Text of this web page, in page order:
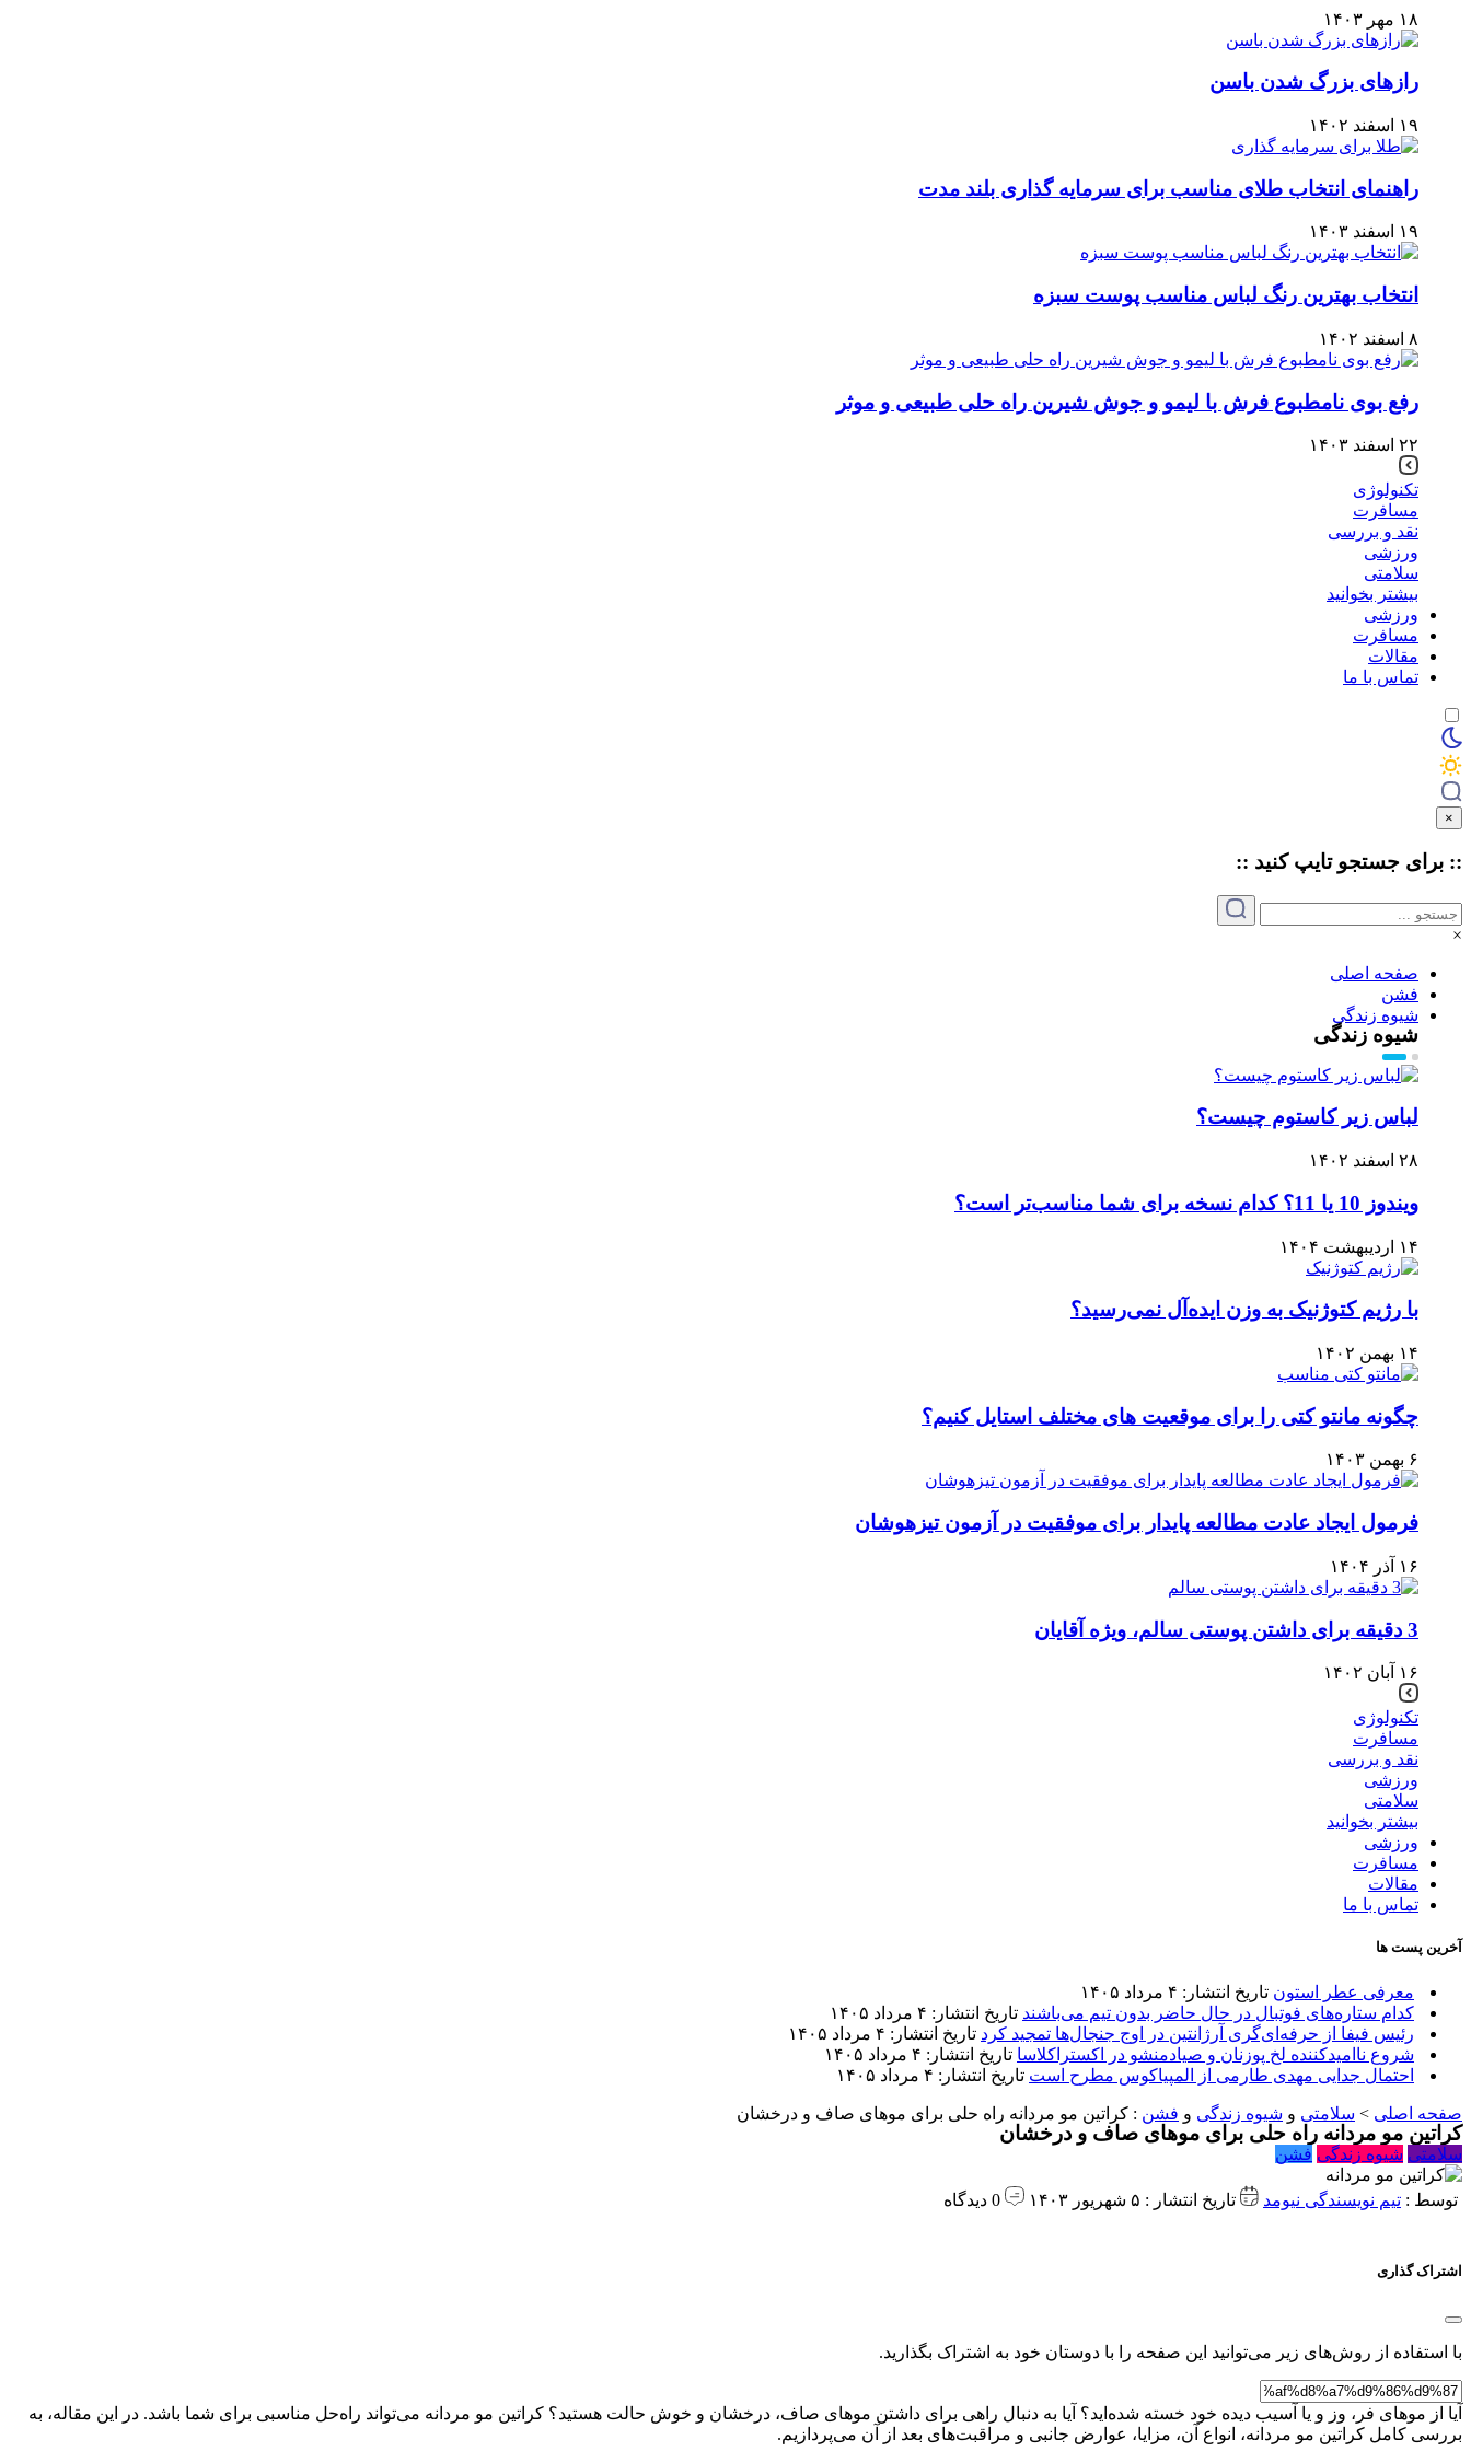
۱۸ مهر ۱۴۰۳
رازهای بزرگ شدن باسن
۱۹ اسفند ۱۴۰۲
راهنمای انتخاب طلای مناسب برای سرمایه‌ گذاری بلند مدت
۱۹ اسفند ۱۴۰۳
انتخاب بهترین رنگ لباس مناسب پوست سبزه
۸ اسفند ۱۴۰۲
رفع بوی نامطبوع فرش با لیمو و جوش شیرین راه حلی طبیعی و موثر
۲۲ اسفند ۱۴۰۳
تکنولوژی
مسافرت
نقد و بررسی
ورزشی
سلامتی
بیشتر بخوانید
ورزشی
مسافرت
مقالات
تماس با ما
×
:: برای جستجو تایپکنید ::
×
صفحه اصلی
فشن
شیوه زندگی
شیوه زندگی
لباس زیر کاستوم چیست؟
۲۸ اسفند ۱۴۰۲
ویندوز 10 یا 11؟ کدام نسخه برای شما مناسب‌تر است؟
۱۴ اردیبهشت ۱۴۰۴
با رژیم کتوژنیک به وزن ایده‌آل نمی‌رسید؟
۱۴ بهمن ۱۴۰۲
چگونه مانتو کتی را برای موقعیت های مختلف استایل کنیم؟
۶ بهمن ۱۴۰۳
فرمول ایجاد عادت مطالعه پایدار برای موفقیت در آزمون تیزهوشان
۱۶ آذر ۱۴۰۴
3 دقیقه برای داشتن پوستی سالم، ویژه آقایان
۱۶ آبان ۱۴۰۲
تکنولوژی
مسافرت
نقد و بررسی
ورزشی
سلامتی
بیشتر بخوانید
ورزشی
مسافرت
مقالات
تماس با ما
آخرین پست ها
معرفی عطر استون تاریخ انتشار: ۴ مرداد ۱۴۰۵
کدام ستاره‌های فوتبال در حال حاضر بدون تیم می‌باشند تاریخ انتشار: ۴ مرداد ۱۴۰۵
رئیس فیفا از حرفه‌ای‌گری آرژانتین در اوج جنجال‌ها تمجید کرد تاریخ انتشار: ۴ مرداد ۱۴۰۵
شروع ناامیدکننده لخ پوزنان و صیادمنشو در اکستراکلاسا تاریخ انتشار: ۴ مرداد ۱۴۰۵
احتمال جدایی مهدی طارمی از المپیاکوس مطرح است تاریخ انتشار: ۴ مرداد ۱۴۰۵
صفحه اصلی > سلامتی و شیوه زندگی و فشن : کراتین مو مردانه راه حلی برای موهای صاف و درخشان
کراتین مو مردانه راه حلی برای موهای صاف و درخشان
سلامتی شیوه زندگی فشن
توسط : تیم نویسندگی نیومد تاریخ انتشار : ۵ شهریور ۱۴۰۳
اشتراک گذاری
با استفاده از روش‌های زیر می‌توانید این صفحه را با دوستان خود به اشتراک بگذارید.
آیا از موهای فر، وز و یا آسیب دیده خود خسته شده‌اید؟ آیا به دنبال راهی برای داشتن موهای صاف، درخشان و خوش حالت هستید؟ کراتین مو مردانه می‌تواند راه‌حل مناسبی برای شما باشد. در این مقاله، به
بررسی کامل کراتین مو مردانه، انواع آن، مزایا، عوارض جانبی و مراقبت‌های بعد از آن می‌پردازیم.